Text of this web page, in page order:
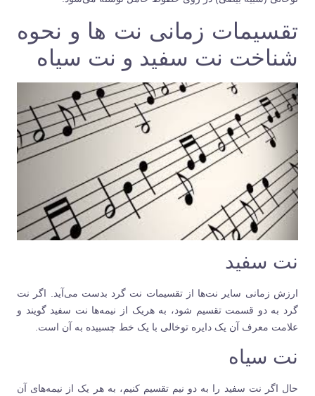
تقسیمات زمانی نت ها و نحوه
شناخت نت سفید و نت سیاه
نت سفید
ارزش زمانی سایر نت‌ها از تقسیمات نت گرد بدست می‌آید. اگر نت
گرد به دو قسمت تقسیم شود، به هریک از نیمه‌ها نت سفید گویند و
علامت معرف آن یک دایره توخالی با یک خط چسبیده به آن است.
نت سیاه
حال اگر نت سفید را به دو نیم تقسیم کنیم، به هر یک از نیمه‌های آن